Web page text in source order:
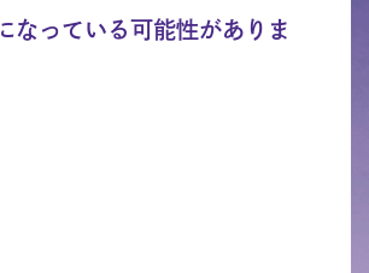
なっている可能性がありま